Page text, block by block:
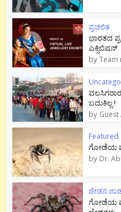
ಪ್ರಚಲಿತ
ಭಾರತದ
ಎಕ್ಸಿಬಿಷನ್
byTeam
ಬದುಕಿಲ್ಲ !
by
Featured
ಗೋಡೆಯ
by Dr.
ಜೇಡನ
ಗೋಡೆಯ